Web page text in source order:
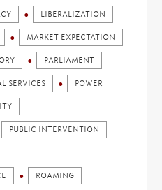
LIBERALIZATION
MARKET EXPECTATION
PARLIAMENT
SERVICES POWER
PUBLIC INTERVENTION
ROAMING